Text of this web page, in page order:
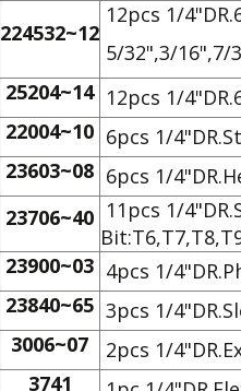
224532~12
12pcs 1/
5/32",3/16",7/
25204~14 12pcs 1/
22004~10 6pcs 1/
23603~08 6pcs 1/
23706~40 11pcs 1/
23900~03 4pcs 1/
23840~65 3pcs 1/
3006~07
2pcs 1/
3741